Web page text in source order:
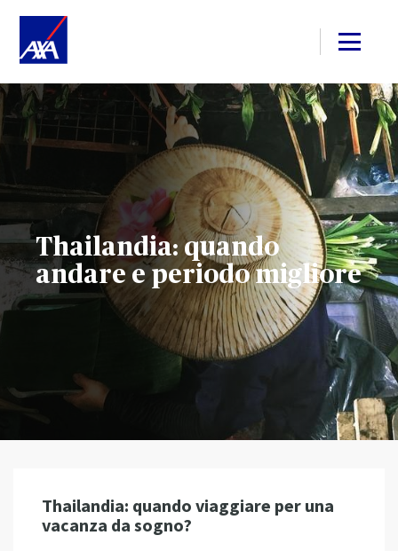
Thailandia: quando
andare e periodo migliore
Thailandia: quando viaggiare per una
vacanza da sogno?